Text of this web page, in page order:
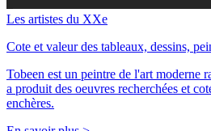
Les artistes du XXe
Cote et valeur des tableaux, dessins,
Tobeen est un peintre de l'art moderne
a produit des oeuvres recherchées et
enchères.